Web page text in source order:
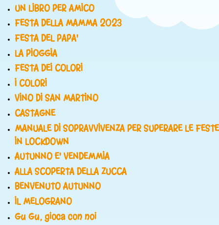
UN LIBRO PER AMICO
FESTA DELLA MAMMA 2023
FESTA DEL PAPA'
LA PIOGGIA
FESTA DEI COLORI
I COLORI
VINO DI SAN MARTINO
CASTAGNE
MANUALE DI SOPRAVVIVENZA PER SUPERARE LE FESTE
IN LOCKDOWN
AUTUNNO E' VENDEMMIA
ALLA SCOPERTA DELLA ZUCCA
BENVENUTO AUTUNNO
IL MELOGRANO
Gu Gu, gioca con noi